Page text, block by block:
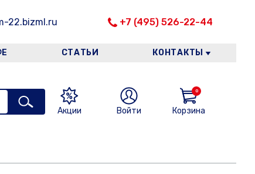
22.bizml.ru +7 (495) 526-22-44
СТАТЬИ КОНТАКТЫ
Акции Войти Корзина
0